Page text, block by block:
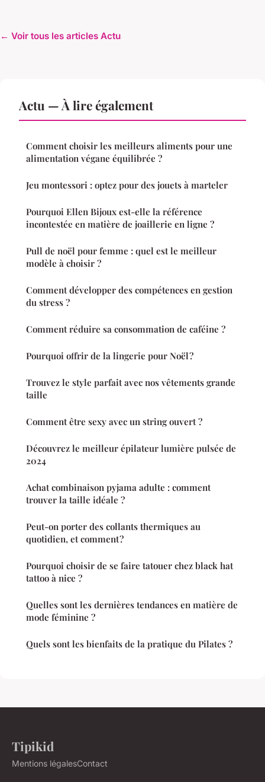
← Voir tous les articles Actu
Actu — À lire également
Comment choisir les meilleurs aliments pour une
alimentation végane équilibrée ?
Jeu montessori : optez pour des jouets à marteler
Pourquoi Ellen Bijoux est-elle la référence
incontestée en matière de joaillerie en ligne ?
Pull de noël pour femme : quel est le meilleur
modèle à choisir ?
Comment développer des compétences en gestion
du stress ?
Comment réduire sa consommation de caféine ?
Pourquoi offrir de la lingerie pour Noël ?
Trouvez le style parfait avec nos vêtements grande
taille
Comment être sexy avec un string ouvert ?
Découvrez le meilleur épilateur lumière pulsée de
2024
Achat combinaison pyjama adulte : comment
trouver la taille idéale ?
Peut-on porter des collants thermiques au
quotidien, et comment ?
Pourquoi choisir de se faire tatouer chez black hat
tattoo à nice ?
Quelles sont les dernières tendances en matière de
mode féminine ?
Quels sont les bienfaits de la pratique du Pilates ?
Tipikid
Mentions légalesContact